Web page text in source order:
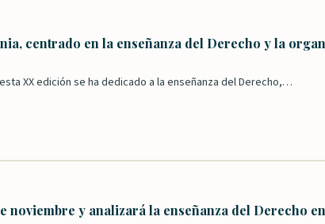
centrado en la enseñanza del Derecho y la
XX edición se ha dedicado a la enseñanza del Derecho,…
noviembre y analizará la enseñanza del Derecho